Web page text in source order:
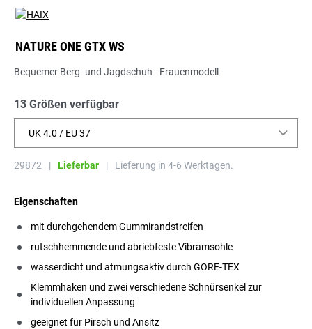
NATURE ONE GTX WS
Bequemer Berg- und Jagdschuh - Frauenmodell
13 Größen verfügbar
UK 4.0 / EU 37
29872 | Lieferbar | Lieferung in 4-6 Werktagen.
Eigenschaften
mit durchgehendem Gummirandstreifen
rutschhemmende und abriebfeste Vibramsohle
wasserdicht und atmungsaktiv durch GORE-TEX
Klemmhaken und zwei verschiedene Schnürsenkel zur
individuellen Anpassung
geeignet für Pirsch und Ansitz